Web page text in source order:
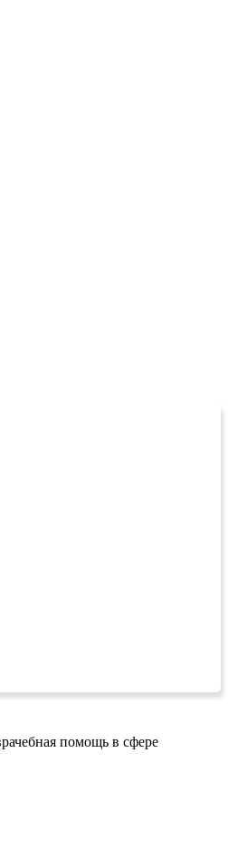
помощь в сфере